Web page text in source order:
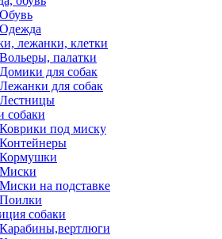
Обувь
Одежда
лежанки, клетки
Вольеры, палатки
Домики для собак
Лежанки для собак
Лестницы
собаки
Коврики под миску
Контейнеры
Кормушки
Миски
Миски на подставке
Поилки
собаки
Карабины,вертлюги